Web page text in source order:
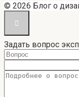
© 2026 Блог о
Задать вопрос